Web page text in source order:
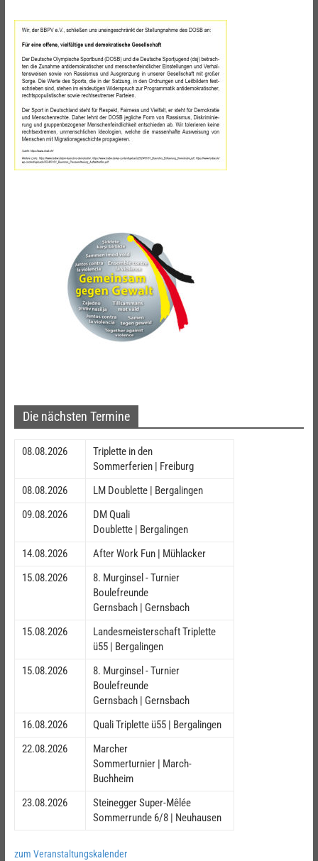
Die nächsten Termine
08.08.2026
Triplette in den
Sommerferien | Freiburg
08.08.2026
LM Doublette | Bergalingen
09.08.2026
DM Quali
Doublette | Bergalingen
14.08.2026
After Work Fun | Mühlacker
15.08.2026
8. Murginsel - Turnier
Boulefreunde
Gernsbach | Gernsbach
15.08.2026
Landesmeisterschaft Triplette
ü55 | Bergalingen
15.08.2026
8. Murginsel - Turnier
Boulefreunde
Gernsbach | Gernsbach
16.08.2026
Quali Triplette ü55 | Bergalingen
22.08.2026
Marcher
Sommerturnier | March-
Buchheim
23.08.2026
Steinegger Super-Mêlée
Sommerrunde 6/8 | Neuhausen
zum Veranstaltungskalender